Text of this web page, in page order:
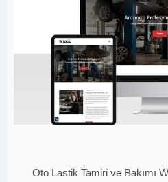
Oto Lastik Tamiri ve Bakımı